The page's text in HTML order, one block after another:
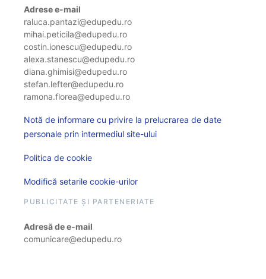
Adrese e-mail
raluca.pantazi@edupedu.ro
mihai.peticila@edupedu.ro
costin.ionescu@edupedu.ro
alexa.stanescu@edupedu.ro
diana.ghimisi@edupedu.ro
stefan.lefter@edupedu.ro
ramona.florea@edupedu.ro
Notă de informare cu privire la prelucrarea de date
personale prin intermediul site-ului
Politica de cookie
Modifică setarile cookie-urilor
PUBLICITATE ȘI PARTENERIATE
Adresă de e-mail
comunicare@edupedu.ro